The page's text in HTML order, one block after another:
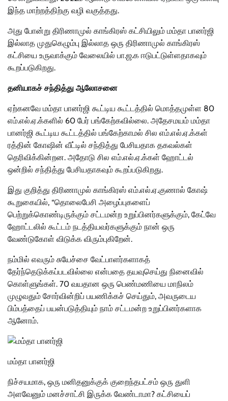
இந்த மாற்றத்திற்கு வழி வகுத்தது.
அது போன்று திரிணாமுல் காங்கிரஸ் கட்சியிலும் மம்தா பானர்ஜி
இல்லாத முதுகெழும்பு இல்லாத ஒரு திரிணாமுல் காங்கிரஸ்
கட்சியை உருவாக்கும் வேலையில் பா.ஜ.க ஈடுபட்டுள்ளதாகவும்
கூறப்படுகிறது.
தனியாகச் சந்தித்து ஆலோசனை
ஏற்கனவே மம்தா பானர்ஜி கூட்டிய கூட்டத்தில் மொத்தமுள்ள 80
எம்.எல்.ஏ.க்களில் 60 பேர் பங்கேற்கவில்லை. அதேசமயம் மம்தா
பானர்ஜி கூட்டிய கூட்டத்தில் பங்கேற்காமல் சில எம்.எல்.ஏ.க்கள்
ரத்தின் கோஷின் வீட்டில் சந்தித்து பேசியதாக தகவல்கள்
தெரிவிக்கின்றன. அதோடு சில எம்.எல்.ஏ.க்கள் ஹோட்டல்
ஒன்றில் சந்தித்து பேசியதாகவும் கூறப்படுகிறது.
இது குறித்து திரிணாமுல் காங்கிரஸ் எம்.எல்.ஏ.குணால் கோஷ்
கூறுகையில், “தொலைபேசி அழைப்புகளைப்
பெற்றுக்கொண்டிருக்கும் சட்டமன்ற உறுப்பினர்களுக்கும், கேட்வே
ஹோட்டலில் கூட்டம் நடத்தியவர்களுக்கும் நான் ஒரு
வேண்டுகோள் விடுக்க விரும்புகிறேன்.
நம்மில் எவரும் சுயேச்சை வேட்பாளர்களாகத்
தேர்ந்தெடுக்கப்படவில்லை என்பதை தயவுசெய்து நினைவில்
கொள்ளுங்கள். 70 வயதான ஒரு பெண்மணியை மாநிலம்
முழுவதும் சோர்வின்றிப் பயணிக்கச் செய்தும், அவருடைய
பிம்பத்தைப் பயன்படுத்தியும் நாம் சட்டமன்ற உறுப்பினர்களாக
ஆனோம்.
மம்தா பானர்ஜி
நிச்சயமாக, ஒரு மனிதனுக்குக் குறைந்தபட்சம் ஒரு துளி
அளவேனும் மனச்சாட்சி இருக்க வேண்டாமா? கட்சியைப்